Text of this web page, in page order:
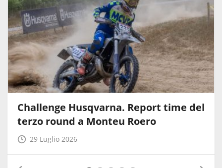
Challenge Husqvarna. Report time del
terzo round a Monteu Roero
29 Luglio 2026